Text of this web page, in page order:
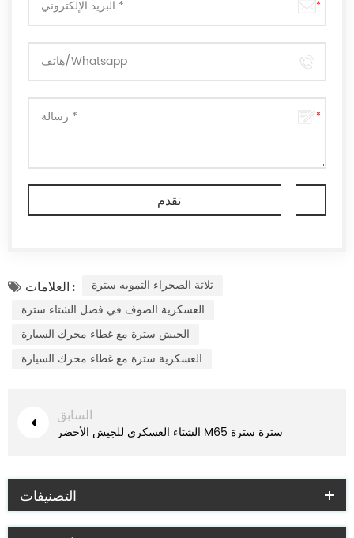
العلامات :
ثلاثة الصحراء التمويه سترة
العسكرية الصوف في فصل الشتاء سترة
الجيش سترة مع غطاء محرك السيارة
العسكرية سترة مع غطاء محرك السيارة
السابق
الشتاء العسكري للجيش الأخضر M65 سترة سترة
التصنيفات